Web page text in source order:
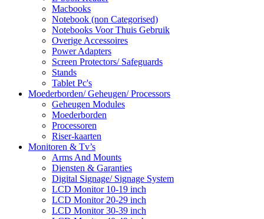
Macbooks
Notebook (non Categorised)
Notebooks Voor Thuis Gebruik
Overige Accessoires
Power Adapters
Screen Protectors/ Safeguards
Stands
Tablet Pc's
Moederborden/ Geheugen/ Processors
Geheugen Modules
Moederborden
Processoren
Riser-kaarten
Monitoren & Tv’s
Arms And Mounts
Diensten & Garanties
Digital Signage/ Signage System
LCD Monitor 10-19 inch
LCD Monitor 20-29 inch
LCD Monitor 30-39 inch